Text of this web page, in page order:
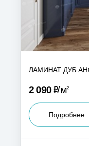
ЛАМИНАТ ДУБ
2 090Р м2
Подробнее